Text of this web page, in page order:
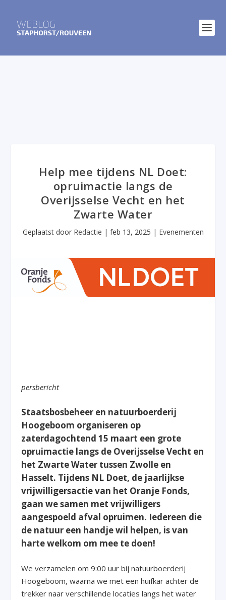
Help mee tijdens NL Doet:
opruimactie langs de
Overijsselse Vecht en het
Zwarte Water
Geplaatst door Redactie | feb 13, 2025 | Evenementen
persbericht
Staatsbosbeheer en natuurboerderij
Hoogeboom organiseren op
zaterdagochtend 15 maart een grote
opruimactie langs de Overijsselse Vecht en
het Zwarte Water tussen Zwolle en
Hasselt. Tijdens NL Doet, de jaarlijkse
vrijwilligersactie van het Oranje Fonds,
gaan we samen met vrijwilligers
aangespoeld afval opruimen. Iedereen die
de natuur een handje wil helpen, is van
harte welkom om mee te doen!
We verzamelen om 9:00 uur bij natuurboerderij
Hoogeboom, waarna we met een huifkar achter de
trekker naar verschillende locaties langs het water